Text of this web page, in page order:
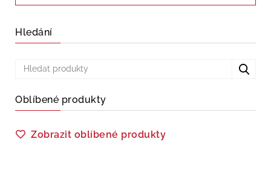
Hledání
Oblíbené produkty
Zobrazit oblíbené produkty